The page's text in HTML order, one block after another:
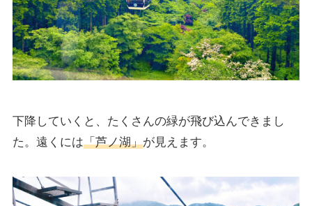
下降していくと、たくさんの緑が飛び込んできまし
た。遠くには「芦ノ湖」が見えます。